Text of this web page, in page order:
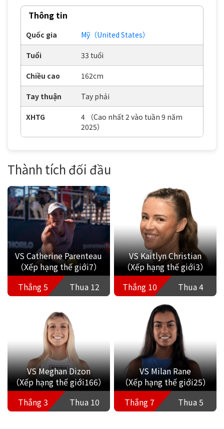
Thông tin
Quốc gia Mỹ（United States）
Tuổi 33 tuổi
Chiều cao 162cm
Tay thuận Tay phải
XHTG
4 （Cao nhất 2 vào tuần 9 năm
2025）
Thành tích đối đầu
VS Catherine Parenteau
（Xếp hạng thế giới7）
Thắng 5
Thua 12
VS Kaitlyn Christian
（Xếp hạng thế giới3）
Thắng 10
Thua 4
VS Meghan Dizon
（Xếp hạng thế giới166）
Thắng 3
Thua 10
VS Milan Rane
（Xếp hạng thế giới25）
Thắng 7
Thua 5